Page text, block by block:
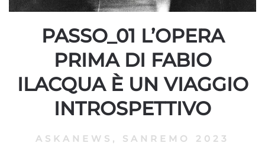
PASSO_01 L’OPERA
PRIMA DI FABIO
ILACQUA È UN VIAGGIO
INTROSPETTIVO
ASKANEWS , SANREMO 2023